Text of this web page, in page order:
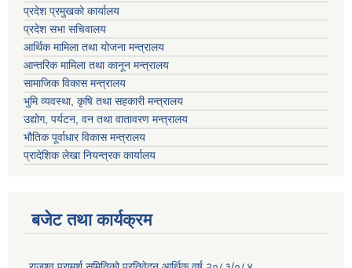
प्रदेश प्रमुखको कार्यालय
प्रदेश सभा सचिवालय
आर्थिक मामिला तथा योजना मन्त्रालय
आन्तरिक मामिला तथा कानून मन्त्रालय
सामाजिक विकास मन्त्रालय
भुमि व्यवस्था, कृषि तथा सहकारी मन्त्रालय
उद्योग, पर्यटन, वन तथा वातावरण मन्त्रालय
भौतिक पूर्वाधार विकास मन्त्रालय
प्रादेशिक लेखा नियन्त्रक कार्यालय
बजेट तथा कार्यक्रम